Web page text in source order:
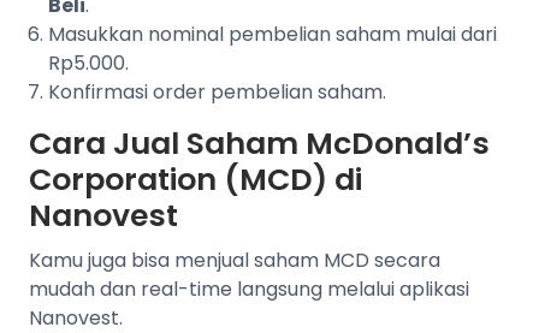
Masukkan nominal pembelian saham mulai dari
Rp5.000.
Konfirmasi order pembelian saham.
Cara Jual Saham McDonald’s
Corporation (MCD) di
Nanovest
Kamu juga bisa menjual saham MCD secara
mudah dan real-time langsung melalui aplikasi
Nanovest.